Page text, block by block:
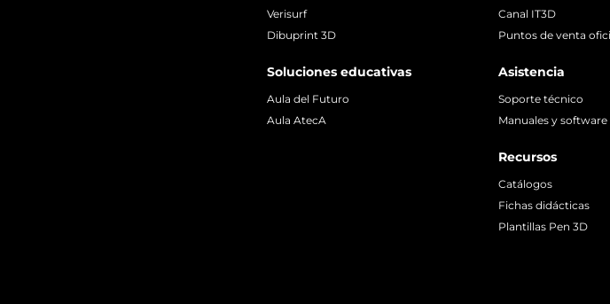
Verisurf
Dibuprint 3D
Soluciones educativas
Aula del Futuro
Aula AtecA
Canal IT3D
Puntos de venta
Asistencia
Soporte técnico
Manuales y software
Recursos
Catálogos
Fichas didácticas
Plantillas Pen 3D